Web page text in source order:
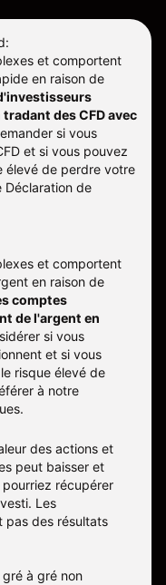
et comportent
en raison de
des CFD avec
si vous
et si vous pouvez
élevé de perdre votre
Déclaration de
et comportent
en raison de
comptes
de l'argent en
si vous
et si vous
risque élevé de
à notre
.
des actions et
peut baisser et
récupérer
Les
pas des résultats
à gré non